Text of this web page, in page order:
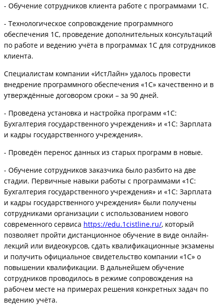
- Обучение сотрудников клиента работе с программами 1С.
- Технологическое сопровождение программного
обеспечения 1С, проведение дополнительных консультаций
по работе и ведению учёта в программах 1С для сотрудников
клиента.
Специалистам компании «ИстЛайн» удалось провести
внедрение программного обеспечения «1С» качественно и в
утверждённые договором сроки – за 90 дней.
- Проведена установка и настройка программ «1С:
Бухгалтерия государственного учреждения» и «1С: Зарплата
и кадры государственного учреждения».
- Проведён перенос данных из старых программ в новые.
- Обучение сотрудников заказчика было разбито на две
стадии. Первичные навыки работы с программами «1С:
Бухгалтерия государственного учреждения» и «1С: Зарплата
и кадры государственного учреждения» были получены
сотрудниками организации с использованием нового
современного сервиса https://edu.1cistline.ru/, который
позволяет пройти дистанционное обучение в виде онлайн-
лекций или видеокурсов, сдать квалификационные экзамены
и получить официальное свидетельство компании «1С» о
повышении квалификации. В дальнейшем обучение
сотрудников проводилось в режиме сопровождения на
рабочем месте на примерах решения конкретных задач по
ведению учёта.